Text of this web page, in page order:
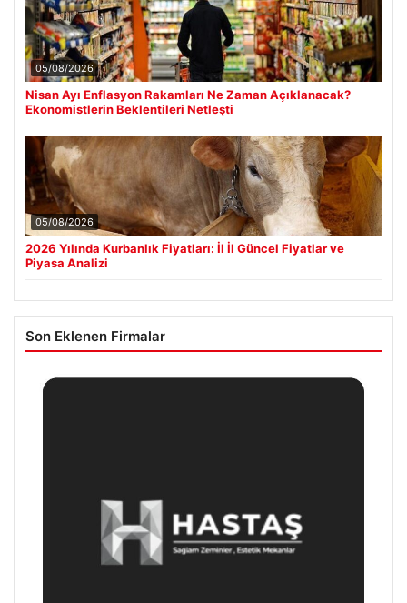
05/08/2026
Nisan Ayı Enflasyon Rakamları Ne Zaman Açıklanacak?
Ekonomistlerin Beklentileri Netleşti
05/08/2026
2026 Yılında Kurbanlık Fiyatları: İl İl Güncel Fiyatlar ve
Piyasa Analizi
Son Eklenen Firmalar